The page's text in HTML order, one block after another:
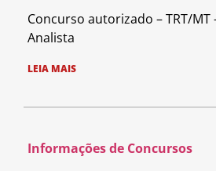
Concurso autorizado – TRT/MT
Analista
LEIA MAIS
Informações de Concursos